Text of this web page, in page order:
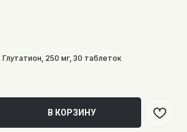
250 мг, 30 таблеток
В КОРЗИНУ